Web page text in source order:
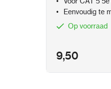
Eenvoudig te
Op voorraad
9,50